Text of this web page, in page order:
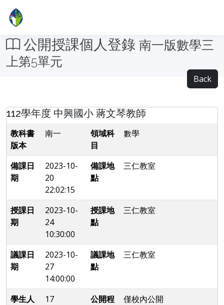
公開授課個人登錄 南一版數學三
上第5單元
Back
112學年度 中興國小 蔣文琴教師
教科書
版本
南一
領域科
目
數學
備課日
期
2023-10-
20
22:02:15
備課地
點
三仁教室
授課日
期
2023-10-
24
10:30:00
授課地
點
三仁教室
議課日
期
2023-10-
27
14:00:00
議課地
點
三仁教室
學生人
17
公開程
僅校內公開